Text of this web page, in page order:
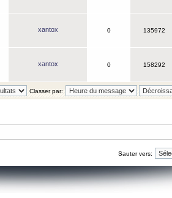
xantox 0 135972
xantox 0 158292
Classer par:
Sauter vers: